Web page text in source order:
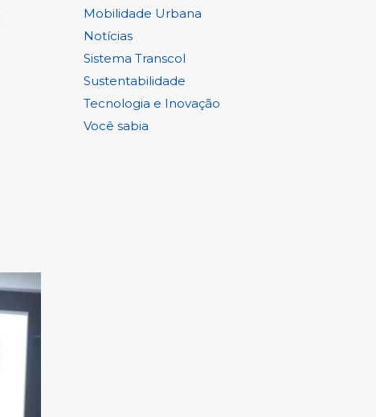
Mobilidade Urbana
Notícias
Sistema Transcol
Sustentabilidade
Tecnologia e Inovação
Você sabia